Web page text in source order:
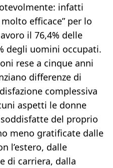
infatti
efficace” per lo
il 76,4% delle
degli uomini occupati.
rese a cinque anni
differenze di
complessiva
aspetti le donne
del proprio
meno gratificate dalle
l’estero, dalle
di carriera, dalla